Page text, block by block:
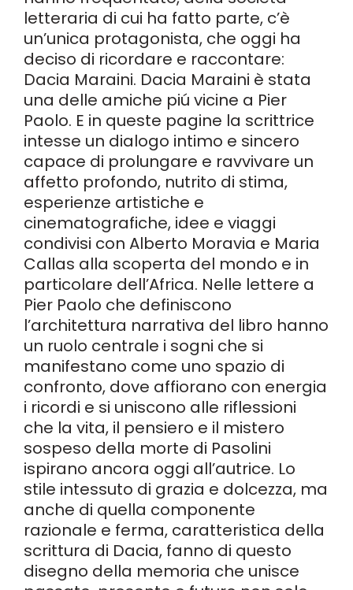
letteraria di cui ha fatto parte, c’è
un’unica protagonista, che oggi ha
deciso di ricordare e raccontare:
Dacia Maraini. Dacia Maraini è stata
una delle amiche piú vicine a Pier
Paolo. E in queste pagine la scrittrice
intesse un dialogo intimo e sincero
capace di prolungare e ravvivare un
affetto profondo, nutrito di stima,
esperienze artistiche e
cinematografiche, idee e viaggi
condivisi con Alberto Moravia e Maria
Callas alla scoperta del mondo e in
particolare dell’Africa. Nelle lettere a
Pier Paolo che definiscono
l’architettura narrativa del libro hanno
un ruolo centrale i sogni che si
manifestano come uno spazio di
confronto, dove affiorano con energia
i ricordi e si uniscono alle riflessioni
che la vita, il pensiero e il mistero
sospeso della morte di Pasolini
ispirano ancora oggi all’autrice. Lo
stile intessuto di grazia e dolcezza, ma
anche di quella componente
razionale e ferma, caratteristica della
scrittura di Dacia, fanno di questo
disegno della memoria che unisce